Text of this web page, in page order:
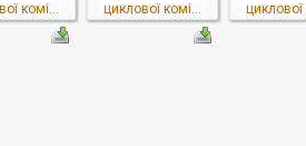
комі...
циклової комі...
циклової